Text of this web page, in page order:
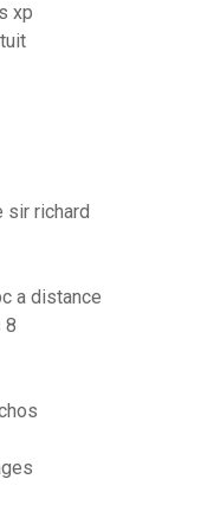
xp
sir richard
a distance
8